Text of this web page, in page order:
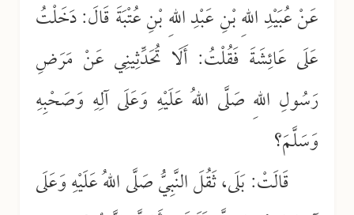
عَنْ عُبَيْدِ اللهِ بْنِ عَبْدِ اللهِ بْنِ عُتْبَةَ قَالَ: دَخَلْتُ
عَلَى عَائِشَةَ فَقُلْتُ: أَلَا تُحَدِّثِينِي عَنْ مَرَضِ
رَسُولِ اللهِ صَلَّى اللهُ عَلَيْهِ وَعَلَى آلِهِ وَصَحْبِهِ
وَسَلَّمَ؟
قَالَتْ: بَلَى، ثَقُلَ النَّبِيُّ صَلَّى اللهُ عَلَيْهِ وَعَلَى